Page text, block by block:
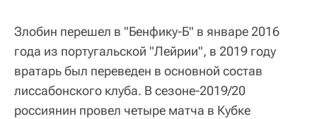
Злобин перешел в "Бенфику-Б" в январе 2016
года из португальской "Лейрии", в 2019 году
вратарь был переведен в основной состав
лиссабонского клуба. В сезоне-2019/20
россиянин провел четыре матча в Кубке